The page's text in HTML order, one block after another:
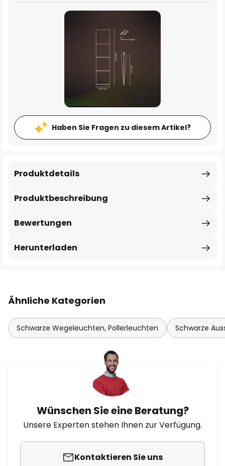
Haben Sie Fragen zu diesem Artikel?
Produktbeschreibung
Produktdetails
Bewertungen
Herunterladen
Ähnliche Kategorien
Schwarze Wegeleuchten, Pollerleuchten Schwarze
Wünschen Sie eine Beratung?
Unsere Experten stehen Ihnen zur Verfügung.
Kontaktieren Sie uns